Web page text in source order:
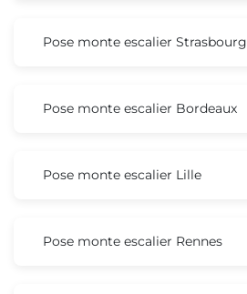
Pose monte escalier Strasbourg
Pose monte escalier Bordeaux
Pose monte escalier Lille
Pose monte escalier Rennes